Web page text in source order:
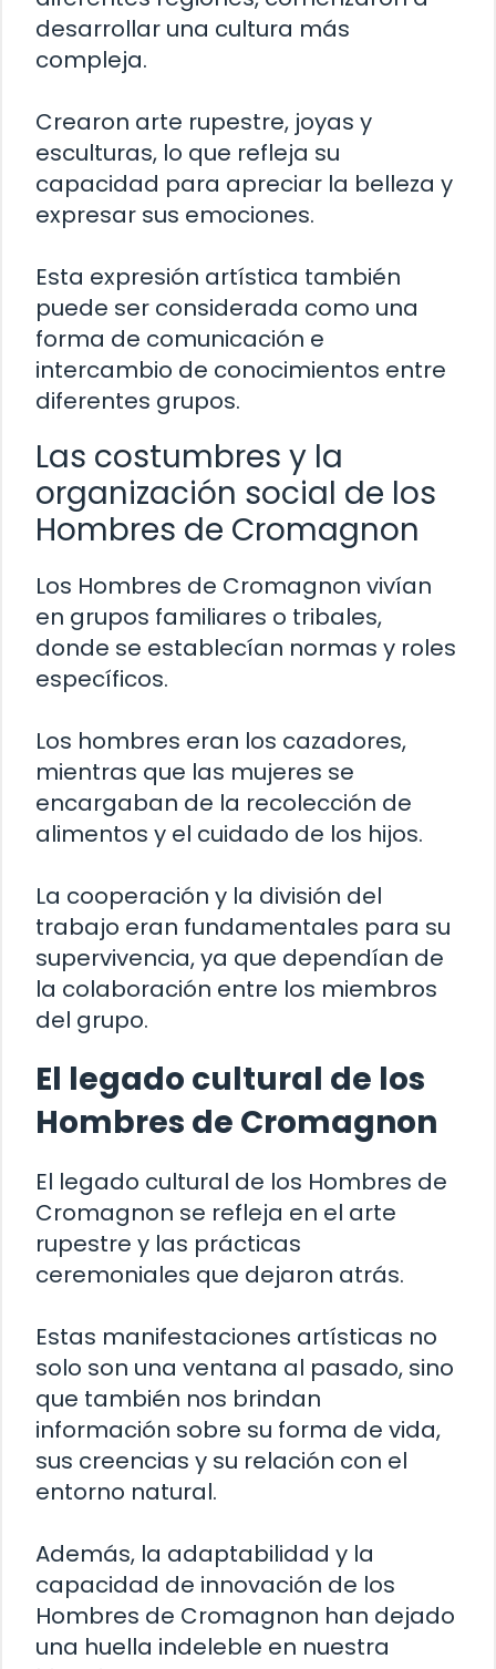
desarrollar una cultura más
compleja.
Crearon arte rupestre, joyas y
esculturas, lo que refleja su
capacidad para apreciar la belleza y
expresar sus emociones.
Esta expresión artística también
puede ser considerada como una
forma de comunicación e
intercambio de conocimientos entre
diferentes grupos.
Las costumbres y la
organización social de los
Hombres de Cromagnon
Los Hombres de Cromagnon vivían
en grupos familiares o tribales,
donde se establecían normas y roles
específicos.
Los hombres eran los cazadores,
mientras que las mujeres se
encargaban de la recolección de
alimentos y el cuidado de los hijos.
La cooperación y la división del
trabajo eran fundamentales para su
supervivencia, ya que dependían de
la colaboración entre los miembros
del grupo.
El legado cultural de los
Hombres de Cromagnon
El legado cultural de los Hombres de
Cromagnon se refleja en el arte
rupestre y las prácticas
ceremoniales que dejaron atrás.
Estas manifestaciones artísticas no
solo son una ventana al pasado, sino
que también nos brindan
información sobre su forma de vida,
sus creencias y su relación con el
entorno natural.
Además, la adaptabilidad y la
capacidad de innovación de los
Hombres de Cromagnon han dejado
una huella indeleble en nuestra